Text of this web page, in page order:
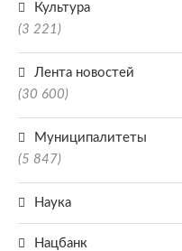
Культура
(3 221)
Лента новостей
(30 600)
Муниципалитеты
(5 847)
Наука
Нацбанк